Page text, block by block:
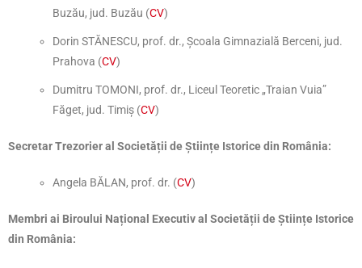
Buzău, jud. Buzău (CV)
Dorin STĂNESCU, prof. dr., Școala Gimnazială Berceni, jud.
Prahova (CV)
Dumitru TOMONI, prof. dr., Liceul Teoretic „Traian Vuia”
Făget, jud. Timiș (CV)
Secretar Trezorier al Societății de Științe Istorice din România:
Angela BĂLAN, prof. dr. (CV)
Membri ai Biroului Național Executiv al Societății de Științe Istorice
din România: